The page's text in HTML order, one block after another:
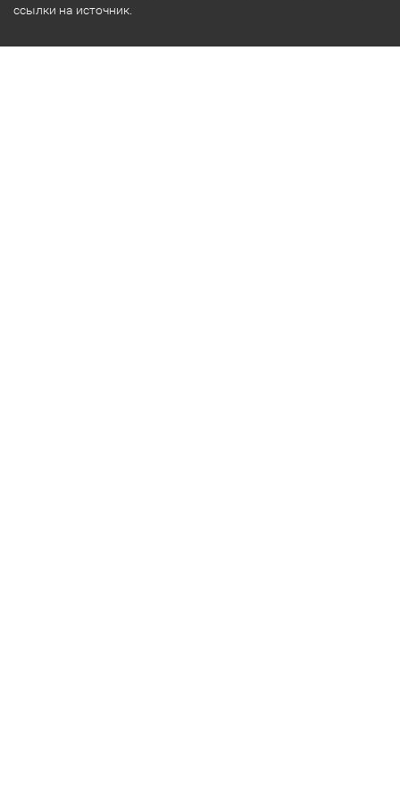
ссылки на источник.